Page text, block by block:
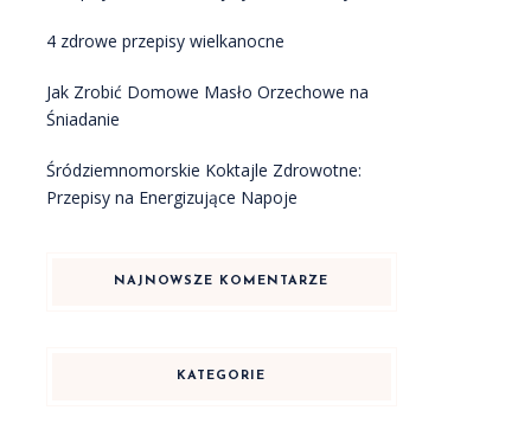
4 zdrowe przepisy wielkanocne
Jak Zrobić Domowe Masło Orzechowe na
Śniadanie
Śródziemnomorskie Koktajle Zdrowotne:
Przepisy na Energizujące Napoje
NAJNOWSZE KOMENTARZE
KATEGORIE